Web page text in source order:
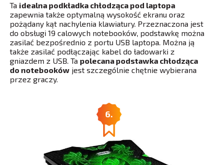
Ta idealna podkładka chłodząca pod laptopa
zapewnia także optymalną wysokość ekranu oraz
pożądany kąt nachylenia klawiatury. Przeznaczona jest
do obsługi 19 calowych notebooków, podstawkę można
zasilać bezpośrednio z portu USB laptopa. Można ją
także zasilać podłączając kabel do ładowarki z
gniazdem z USB. Ta polecana podstawka chłodząca
do notebooków jest szczególnie chętnie wybierana
przez graczy.
6.